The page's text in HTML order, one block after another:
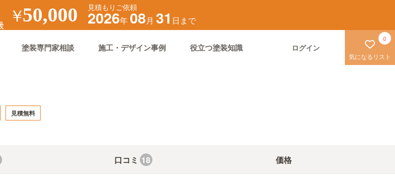
￥50,000 見積もりご依頼
2026年08月 31 日まで
塗装専門家相談 施工・デザイン事例 役立つ塗装知識 ログイン
気になるリスト
0
見積無料
口コミ 18 価格